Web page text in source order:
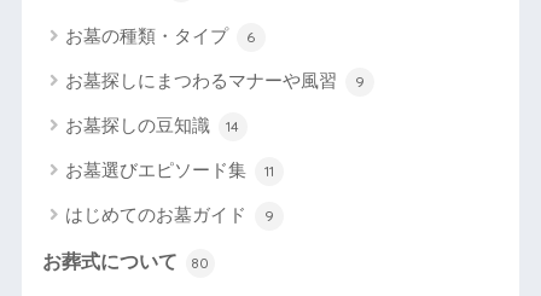
お墓の種類・タイプ 6
お墓探しにまつわるマナーや風習 9
お墓探しの豆知識 14
お墓選びエピソード集 11
はじめてのお墓ガイド 9
お葬式について 80